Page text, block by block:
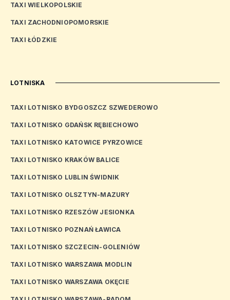
TAXI WIELKOPOLSKIE
TAXI ZACHODNIOPOMORSKIE
TAXI ŁÓDZKIE
LOTNISKA
TAXI LOTNISKO BYDGOSZCZ SZWEDEROWO
TAXI LOTNISKO GDAŃSK RĘBIECHOWO
TAXI LOTNISKO KATOWICE PYRZOWICE
TAXI LOTNISKO KRAKÓW BALICE
TAXI LOTNISKO LUBLIN ŚWIDNIK
TAXI LOTNISKO OLSZTYN-MAZURY
TAXI LOTNISKO RZESZÓW JESIONKA
TAXI LOTNISKO POZNAŃ ŁAWICA
TAXI LOTNISKO SZCZECIN-GOLENIÓW
TAXI LOTNISKO WARSZAWA MODLIN
TAXI LOTNISKO WARSZAWA OKĘCIE